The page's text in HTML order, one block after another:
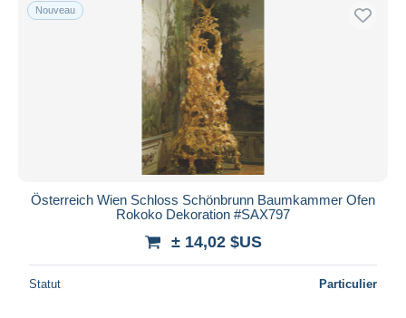
Nouveau
Österreich Wien Schloss Schönbrunn Baumkammer Ofen
Rokoko Dekoration #SAX797
± 14,02 $US
Statut Particulier